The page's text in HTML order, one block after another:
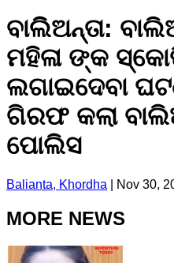
ବାଲିିଅନ୍ତା:
ମହିଳା ଙ୍କ
ଲଗାଇଦେବା
ଗିରଫ କଲା
ପୋଲିସ
Balianta, Khordha Nov 30,
MORE NEWS